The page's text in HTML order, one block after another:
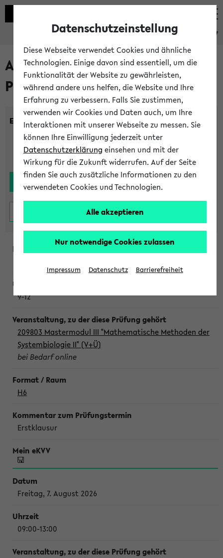
eKVV
Alle noch stattfindenden
Prüfungen
Einrichtung:
9-12
209803 Mastermodul III "Mathematische Methoden der
Systembiologie II" (V+Ü)
bei Bedarf online
H6
Erstklausur
Freitag, 7. August 2026
09:00-13:00
Datenschutzeinstellung
Diese Webseite verwendet Cookies und ähnliche
Technologien. Einige davon sind essentiell, um die
Funktionalität der Website zu gewährleisten,
während andere uns helfen, die Website und Ihre
Erfahrung zu verbessern. Falls Sie zustimmen,
verwenden wir Cookies und Daten auch, um Ihre
Interaktionen mit unserer Webseite zu messen. Sie
können Ihre Einwilligung jederzeit unter
Datenschutzerklärung einsehen und mit der
Wirkung für die Zukunft widerrufen. Auf der Seite
finden Sie auch zusätzliche Informationen zu den
verwendeten Cookies und Technologien.
Alle akzeptieren
Nur notwendige Cookies zulassen
Impressum Datenschutz Barrierefreiheit